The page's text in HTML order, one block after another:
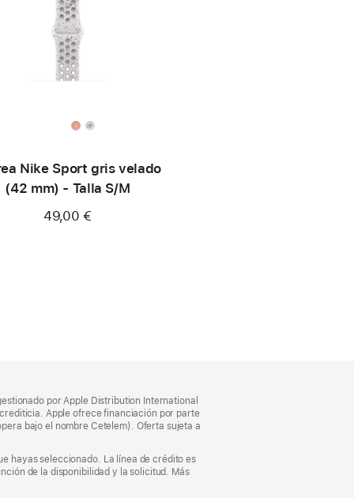
Nike Sport gris velado
(42 mm) - Talla S/M
49,00 €
por Apple Distribution International
Apple ofrece financiación por parte
bajo el nombre Cetelem). Oferta sujeta a
hayas seleccionado. La línea de crédito es
de la disponibilidad y la solicitud. Más